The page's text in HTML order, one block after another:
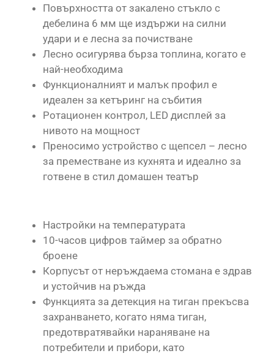
Повърхността от закалено стъкло с
дебелина 6 мм ще издържи на силни
удари и е лесна за почистване
Лесно осигурява бърза топлина, когато е
най-необходима
Функционалният и малък профил е
идеален за кетъринг на събития
Ротационен контрол, LED дисплей за
нивото на мощност
Преносимо устройство с щепсел – лесно
за преместване из кухнята и идеално за
готвене в стил домашен театър
Настройки на температурата
10-часов цифров таймер за обратно
броене
Корпусът от неръждаема стомана е здрав
и устойчив на ръжда
Функцията за детекция на тиган прекъсва
захранването, когато няма тиган,
предотвратявайки нараняване на
потребители и прибори, като